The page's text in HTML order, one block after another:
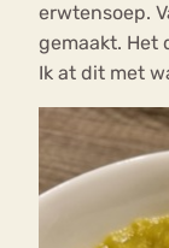
erwtensoep.
gemaakt. Het
Ik at dit met